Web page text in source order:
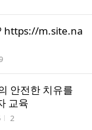
m.site.na
수
안전한 치유를
교육
조회수
2